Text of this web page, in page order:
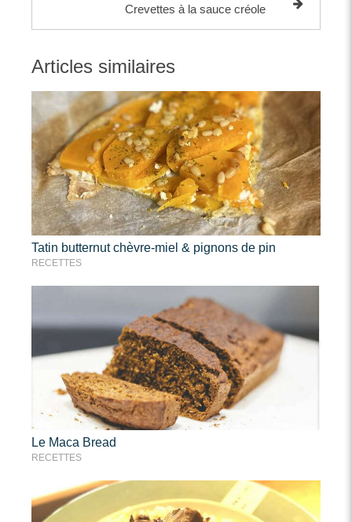
Crevettes à la sauce créole
Articles similaires
Tatin butternut chèvre-miel & pignons de pin
RECETTES
Le Maca Bread
RECETTES